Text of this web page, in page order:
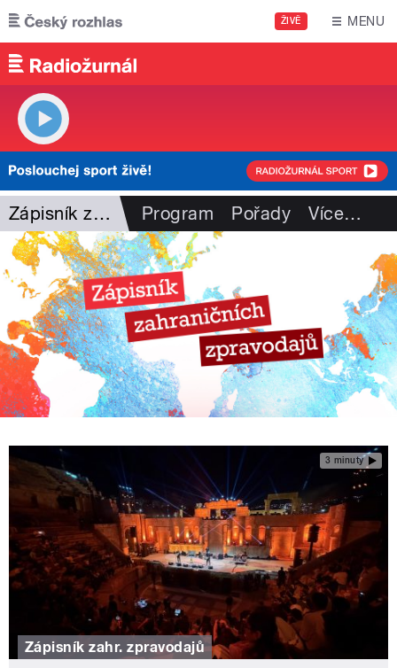
Přejít k hlavnímu obsahu
ŽIVĚ MENU
Zápisník zahr. zpravodajů Program Pořady Více…
3 minuty
Zápisník zahr. zpravodajů